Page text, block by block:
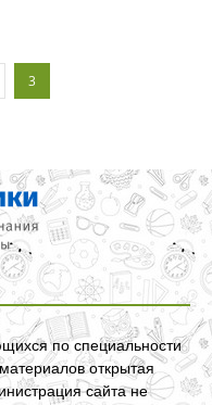
3
по специальности
открытая
сайта не